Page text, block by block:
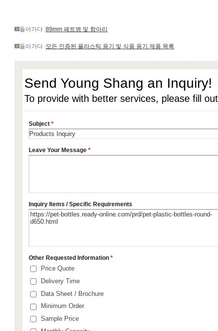
돌아가다 :89mm 페트병 및 항아리
돌아가다 :모든 인증된 플라스틱 용기 및 식품 용기 제품 목록